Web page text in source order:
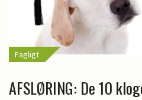
Fagligt
AFSLØRING: De 10